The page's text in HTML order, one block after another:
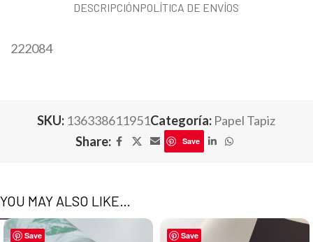
DESCRIPCIÓNPOLÍTICA DE ENVÍOS
222084
SKU: 136338611951Categoría: Papel Tapiz
Share:
Save
YOU MAY ALSO LIKE…
Save Save